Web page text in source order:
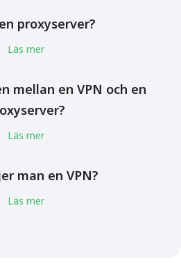
proxyserver?
Läs mer
mellan en VPN och en
Läs mer
man en VPN?
Läs mer